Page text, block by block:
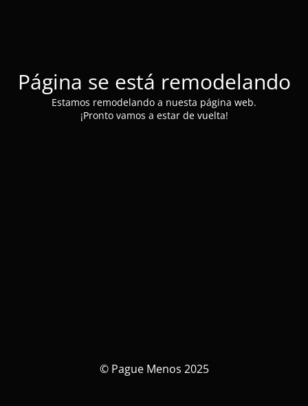
Página se está remodelando
Estamos remodelando a nuesta página web.
¡Pronto vamos a estar de vuelta!
© Pague Menos 2025